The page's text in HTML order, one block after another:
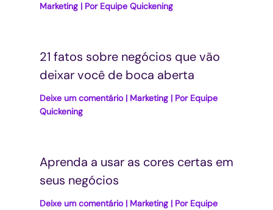
Marketing | Por Equipe Quickening
21 fatos sobre negócios que vão
deixar você de boca aberta
Deixe um comentário | Marketing | Por Equipe
Quickening
Aprenda a usar as cores certas em
seus negócios
Deixe um comentário | Marketing | Por Equipe